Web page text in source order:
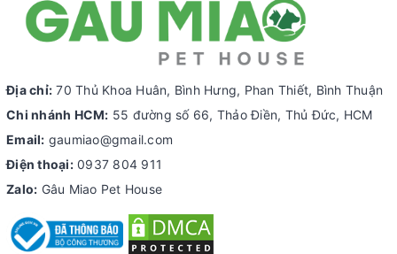
Địa chỉ: 70 Thủ Khoa Huân, Bình Hưng, Phan Thiết, Bình Thuận
Chi nhánh HCM: 55 đường số 66, Thảo Điền, Thủ Đức, HCM
Email: gaumiao@gmail.com
Điện thoại: 0937 804 911
Zalo: Gâu Miao Pet House